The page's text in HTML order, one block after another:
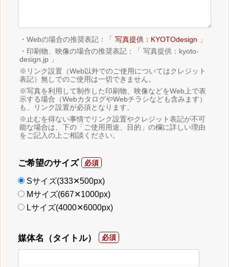
・Webの場合の推奨表記：「 写真提供：KYOTOdesign 」
・印刷物、映像の場合の推奨表記：「 写真提供：kyoto-
design.jp 」
※リンク設置（Web以外でのご使用についてはクレジット
表記）無しでのご使用は一切できません。
※写真を利用して制作した印刷物、映像などをWeb上で表
示する場合（WebカタログやWebチラシなども含みます）
も、リンク設置が必須となります。
※止むを得ない事情でリンク設置やクレジット表記が不可
能な場合は、下の「ご使用用途、目的」の欄に詳しい理由
をご記入の上ご相談ください。
ご希望のサイズ
Sサイズ(333✕500px)
Mサイズ(667✕1000px)
Lサイズ(4000✕6000px)
媒体名（タイトル）